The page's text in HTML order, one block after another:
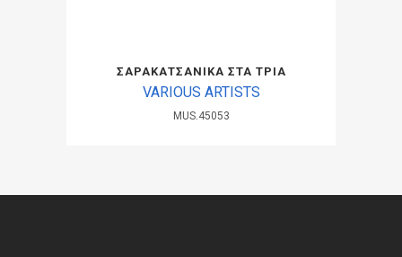
ΣΑΡΑΚΑΤΣΑΝΙΚΑ ΣΤΑ ΤΡΙΑ
VARIOUS ARTISTS
MUS.45053